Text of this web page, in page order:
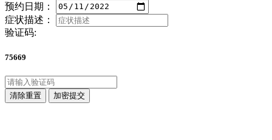
预约日期：
症状描述：
验证码:
75669
清除重置 加密提交